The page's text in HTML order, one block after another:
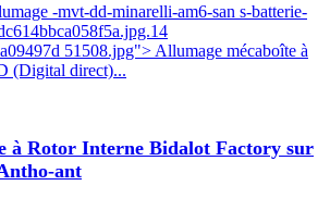
-mvt-dd-minarelli-am6-san s-batterie-
51508.jpg"> Allumage mécaboîte à
(Digital direct)...
à Rotor Interne Bidalot Factory sur
ant